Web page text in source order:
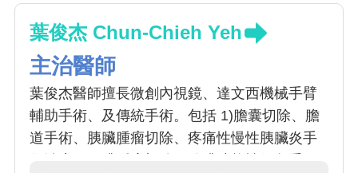
葉俊杰 Chun-Chieh Yeh
主治醫師
葉俊杰醫師擅長微創內視鏡、達文西機械手臂
輔助手術、及傳統手術。包括 1)膽囊切除、膽
道手術、胰臟腫瘤切除、疼痛性慢性胰臟炎手